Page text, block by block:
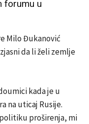
forumu u
Milo Đukanović
da li želi zemlje
kada je u
na uticaj Rusije.
politiku proširenja, mi